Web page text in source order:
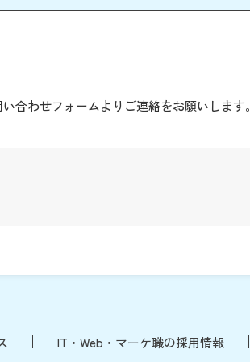
合わせフォームよりご連絡をお願いします。
IT・Web・マーケ職の採用情報